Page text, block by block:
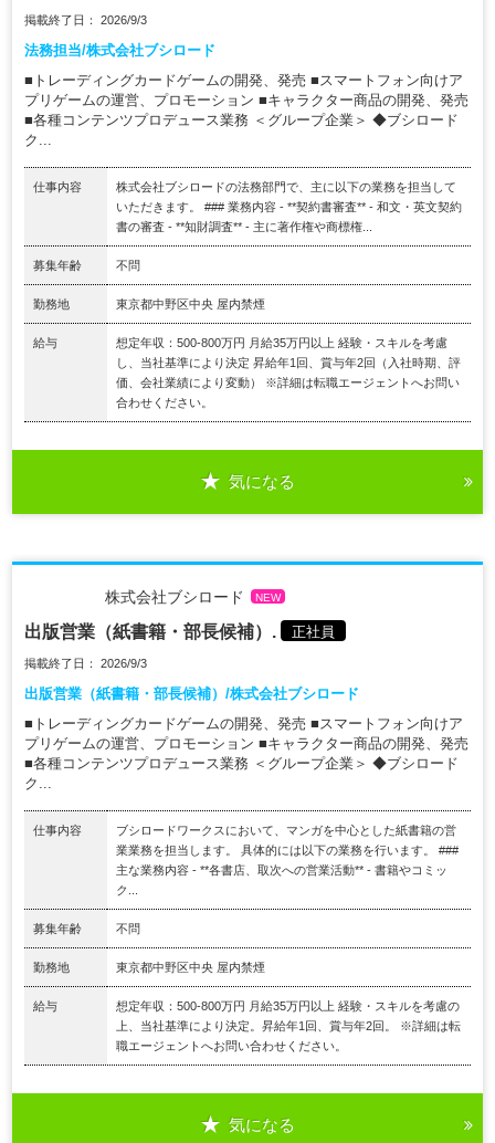
掲載終了日： 2026/9/3
法務担当/株式会社ブシロード
■トレーディングカードゲームの開発、発売 ■スマートフォン向けア
プリゲームの運営、プロモーション ■キャラクター商品の開発、発売
■各種コンテンツプロデュース業務 ＜グループ企業＞ ◆ブシロード
ク...
仕事内容
株式会社ブシロードの法務部門で、主に以下の業務を担当して
いただきます。 ### 業務内容 - **契約書審査** - 和文・英文契約
書の審査 - **知財調査** - 主に著作権や商標権...
募集年齢 不問
勤務地 東京都中野区中央 屋内禁煙
給与
想定年収：500-800万円 月給35万円以上 経験・スキルを考慮
し、当社基準により決定 昇給年1回、賞与年2回（入社時期、評
価、会社業績により変動） ※詳細は転職エージェントへお問い
合わせください。
気になる
株式会社ブシロード NEW
出版営業（紙書籍・部長候補）. 正社員
掲載終了日： 2026/9/3
出版営業（紙書籍・部長候補）/株式会社ブシロード
■トレーディングカードゲームの開発、発売 ■スマートフォン向けア
プリゲームの運営、プロモーション ■キャラクター商品の開発、発売
■各種コンテンツプロデュース業務 ＜グループ企業＞ ◆ブシロード
ク...
仕事内容
ブシロードワークスにおいて、マンガを中心とした紙書籍の営
業業務を担当します。 具体的には以下の業務を行います。 ###
主な業務内容 - **各書店、取次への営業活動** - 書籍やコミッ
ク...
募集年齢 不問
勤務地 東京都中野区中央 屋内禁煙
給与
想定年収：500-800万円 月給35万円以上 経験・スキルを考慮の
上、当社基準により決定。昇給年1回、賞与年2回。 ※詳細は転
職エージェントへお問い合わせください。
気になる